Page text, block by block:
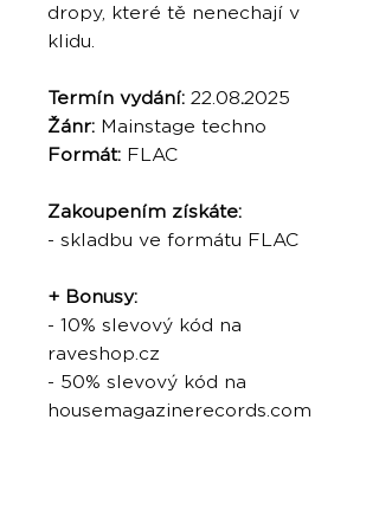
dropy, které tě nenechají v
klidu.
Termín vydání: 22.08.2025
Žánr: Mainstage techno
Formát: FLAC
Zakoupením získáte:
- skladbu ve formátu FLAC
+ Bonusy:
- 10% slevový kód na
raveshop.cz
- 50% slevový kód na
housemagazinerecords.com